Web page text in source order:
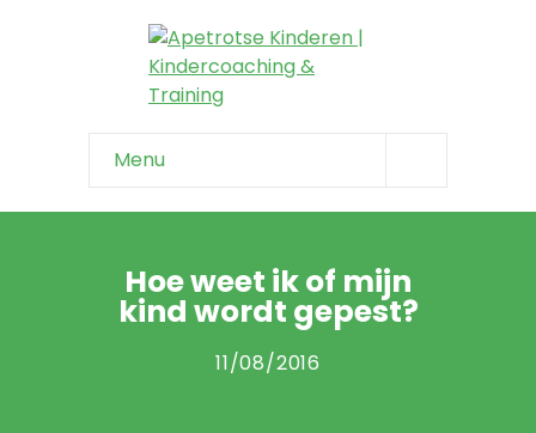
Menu
Home
Info & tips
-- Onzeker kind
-- Negatief zelfbeeld
Hoe weet ik of mijn
kind wordt gepest?
11/08/2016